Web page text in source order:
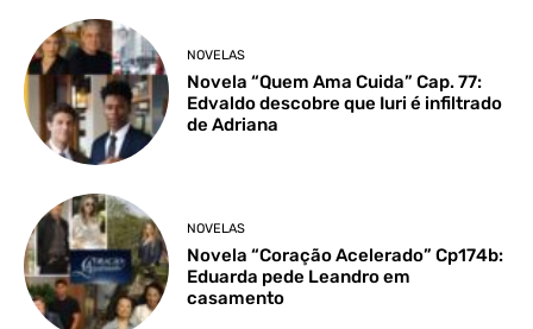
NOVELAS
Novela “Quem Ama Cuida” Cap. 77:
Edvaldo descobre que Iuri é infiltrado
de Adriana
NOVELAS
Novela “Coração Acelerado” Cp174b:
Eduarda pede Leandro em
casamento